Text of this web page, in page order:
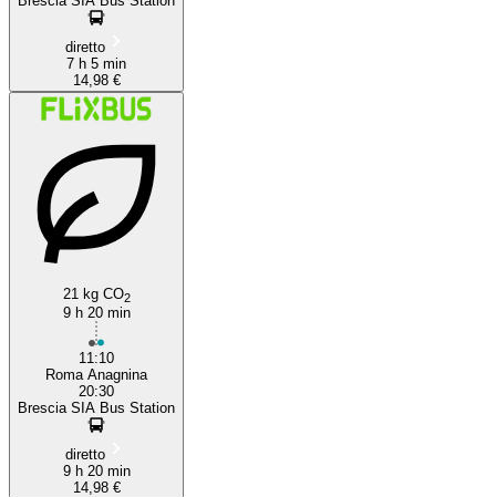
diretto
7 h 5 min
14,98 €
21 kg CO2
9 h 20 min
11:10
Roma Anagnina
20:30
Brescia SIA Bus Station
diretto
9 h 20 min
14,98 €